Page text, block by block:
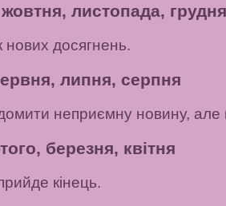
листопада, грудня
досягнень.
липня, серпня
неприємну новину, але
березня, квітня
кінець.